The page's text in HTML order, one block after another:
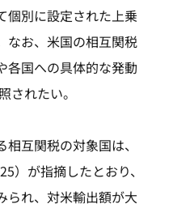
個別に設定された上乗
なお、米国の相互関税
各国への具体的な発動
されたい。
互関税の対象国は、
）が指摘したとおり、
られ、対米輸出額が大